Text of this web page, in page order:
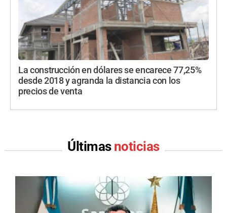
La construcción en dólares se encarece 77,25%
desde 2018 y agranda la distancia con los
precios de venta
Últimas noticias